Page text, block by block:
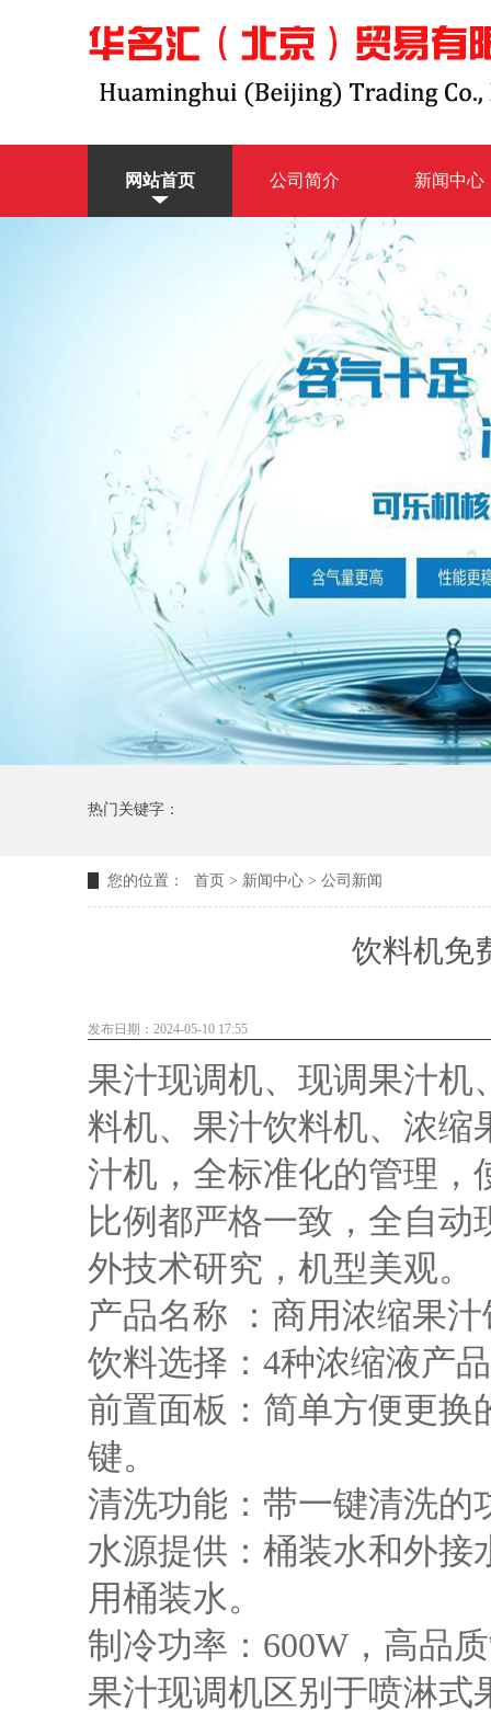
网站首页 公司简介 新闻中心
热门关键字：
您的位置： 首页 > 新闻中心 > 公司新闻
饮料机免
发布日期：2024-05-10 17:55
果汁现调机、现调果汁机
料机、果汁饮料机、浓缩
汁机，全标准化的管理，
比例都严格一致，全自
外技术研究，机型美观。
产品名称 ：商用浓缩果
饮料选择：4种浓缩液产
前置面板：简单方便更换
键。
清洗功能：带一键清洗的
水源提供：桶装水和外接
用桶装水。
制冷功率：600W，高品
果汁现调机区别于喷淋式